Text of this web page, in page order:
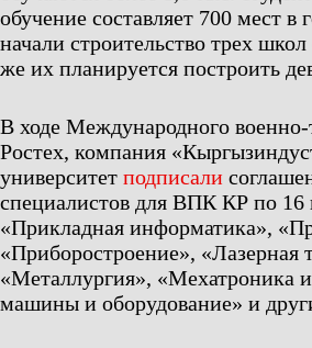
обучение составляет 700 мест в
начали строительство трех
же их планируется построить
В ходе Международного
Ростех, компания
университет подписали
специалистов для ВПК КР по 16
«Прикладная информатика»,
«Приборостроение», «Лазерная
«Металлургия», «Мехатроника
машины и оборудование» и